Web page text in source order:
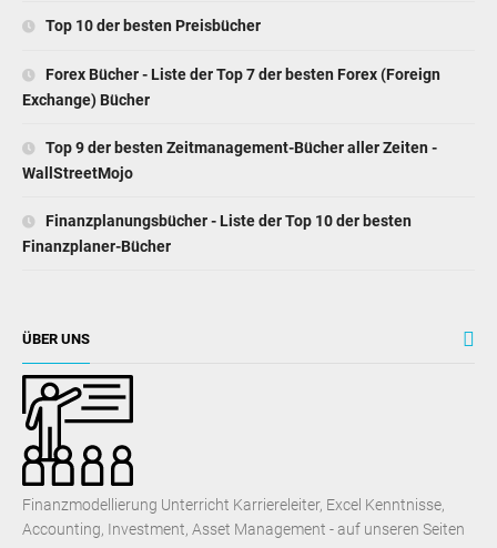
Top 10 der besten Preisbücher
Forex Bücher - Liste der Top 7 der besten Forex (Foreign
Exchange) Bücher
Top 9 der besten Zeitmanagement-Bücher aller Zeiten -
WallStreetMojo
Finanzplanungsbücher - Liste der Top 10 der besten
Finanzplaner-Bücher
ÜBER UNS
Finanzmodellierung Unterricht Karriereleiter, Excel Kenntnisse,
Accounting, Investment, Asset Management - auf unseren Seiten